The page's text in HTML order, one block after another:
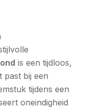
is een tijdloos,
past bij een
tijdens een
oneindigheid